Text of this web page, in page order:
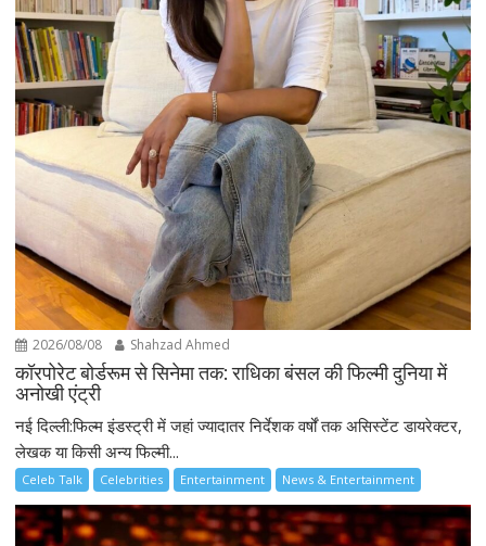
2026/08/08 Shahzad Ahmed
कॉरपोरेट बोर्डरूम से सिनेमा तक: राधिका बंसल की फिल्मी दुनिया में
अनोखी एंट्री
नई दिल्ली:फिल्म इंडस्ट्री में जहां ज्यादातर निर्देशक वर्षों तक असिस्टेंट डायरेक्टर,
लेखक या किसी अन्य फिल्मी...
Celeb Talk Celebrities Entertainment News & Entertainment